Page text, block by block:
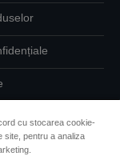
cu stocarea cookie-
site, pentru a analiza